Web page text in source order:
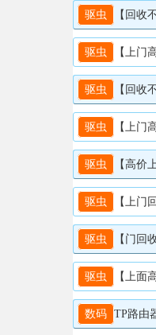
驱虫 【回收不
驱虫 【上门高价
驱虫 【回收不
驱虫 【上门高价
驱虫 【高价上门
驱虫 【上门回
驱虫 【门回收旧
驱虫 【上面高价
数码 TP路由